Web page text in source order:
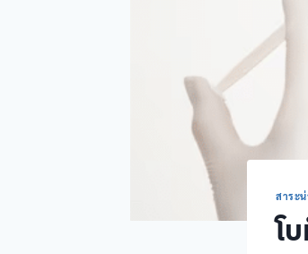
สาระน่
โ